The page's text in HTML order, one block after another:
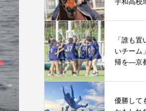
「誰も
いチーム
帰を―京
優勝して